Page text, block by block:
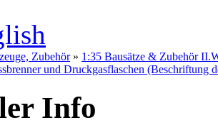
Zubehör» 1:35 Bausätze & Zubehör
und Druckgasflaschen (Beschriftung
Info